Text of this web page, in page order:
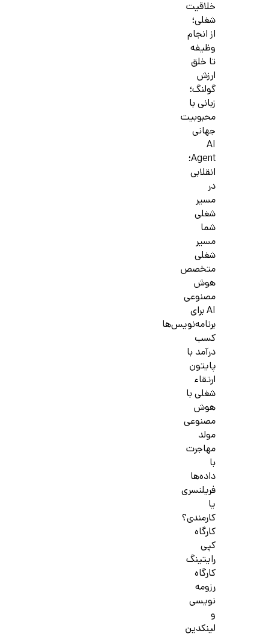
خلاقیت
شغلی؛
از انجام
وظیفه
تا خلق
ارزش
گولنگ؛
زبانی با
محبوبیت
جهانی
AI
Agent؛
انقلابی
در
مسیر
شغلی
شما
مسیر
شغلی
متخصص
هوش
مصنوعی
AI برای
برنامه‌نویس‌ها
کسب
درآمد با
پایتون
ارتقاء
شغلی با
هوش
مصنوعی
مولد
مهاجرت
با
داده‌ها
فریلنسری
یا
کارمندی؟
کارگاه
کپی
رایتینگ
کارگاه
رزومه
نویسی
و
لینکدین